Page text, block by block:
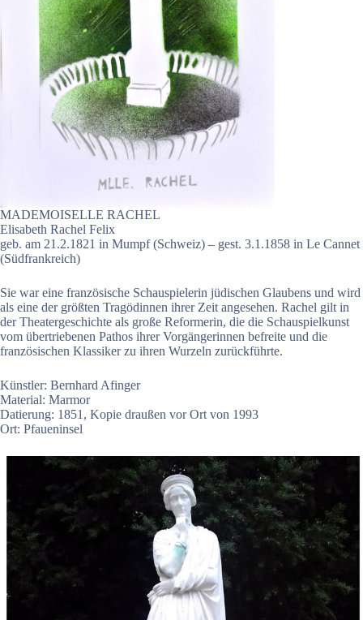
MADEMOISELLE RACHEL
Elisabeth Rachel Felix
geb. am 21.2.1821 in Mumpf (Schweiz) – gest. 3.1.1858 in Le Cannet
(Südfrankreich)
Sie war eine französische Schauspielerin jüdischen Glaubens und wird
als eine der größten Tragödinnen ihrer Zeit angesehen. Rachel gilt in
der Theatergeschichte als große Reformerin, die die Schauspielkunst
vom übertriebenen Pathos ihrer Vorgängerinnen befreite und die
französischen Klassiker zu ihren Wurzeln zurückführte.
Künstler: Bernhard Afinger
Material: Marmor
Datierung: 1851, Kopie draußen vor Ort von 1993
Ort: Pfaueninsel